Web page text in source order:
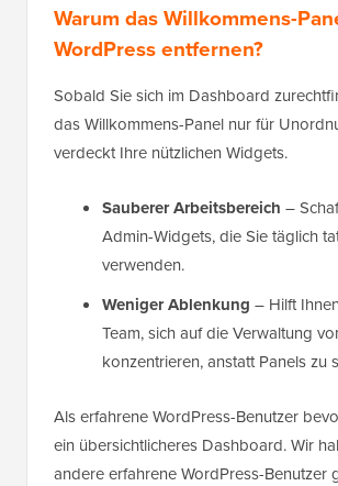
Warum das Willkommens-
WordPress entfernen?
Sobald Sie sich im Dashboard
das Willkommens-Panel nur für
verdeckt Ihre nützlichen Widgets.
Sauberer Arbeitsbereich –
Admin-Widgets, die Sie täglich
verwenden.
Weniger Ablenkung – Hilft
Team, sich auf die Verwaltung
konzentrieren, anstatt Panels zu
Als erfahrene WordPress-Benutzer
ein übersichtlicheres Dashboard. Wir
andere erfahrene WordPress-Benutzer